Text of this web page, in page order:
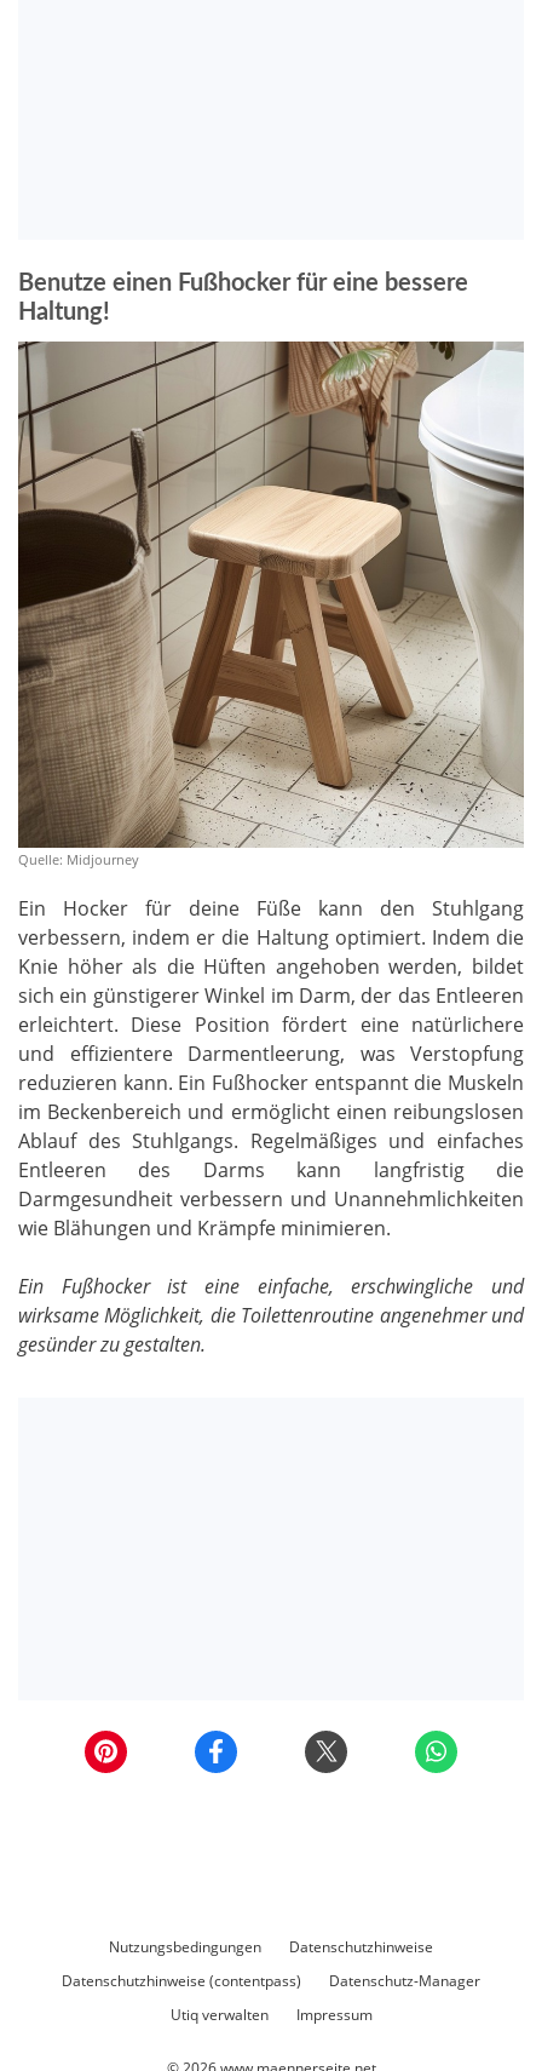
Benutze einen Fußhocker für eine bessere
Haltung!
Quelle: Midjourney
Ein Hocker für deine Füße kann den Stuhlgang
verbessern, indem er die Haltung optimiert. Indem die
Knie höher als die Hüften angehoben werden, bildet
sich ein günstigerer Winkel im Darm, der das Entleeren
erleichtert. Diese Position fördert eine natürlichere
und effizientere Darmentleerung, was Verstopfung
reduzieren kann. Ein Fußhocker entspannt die Muskeln
im Beckenbereich und ermöglicht einen reibungslosen
Ablauf des Stuhlgangs. Regelmäßiges und einfaches
Entleeren des Darms kann langfristig die
Darmgesundheit verbessern und Unannehmlichkeiten
wie Blähungen und Krämpfe minimieren.
Ein Fußhocker ist eine einfache, erschwingliche und
wirksame Möglichkeit, die Toilettenroutine angenehmer und
gesünder zu gestalten.
Nutzungsbedingungen
Datenschutzhinweise
Datenschutzhinweise (contentpass)
Datenschutz-Manager
Utiq verwalten
Impressum